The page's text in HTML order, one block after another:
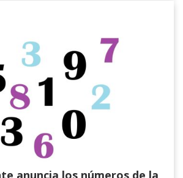
anuncia los números de la